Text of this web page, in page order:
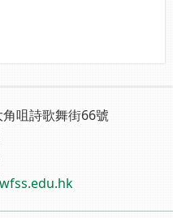
咀詩歌舞街66號